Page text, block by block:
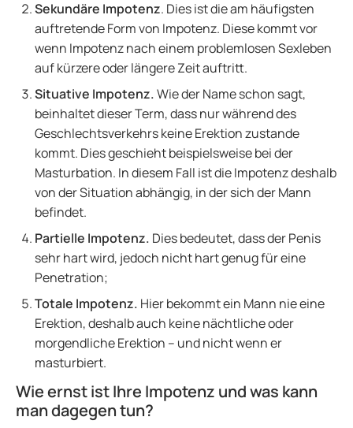
Sekundäre Impotenz. Dies ist die am häufigsten
auftretende Form von Impotenz. Diese kommt vor
wenn Impotenz nach einem problemlosen Sexleben
auf kürzere oder längere Zeit auftritt.
Situative Impotenz.Wie der Name schon sagt,
beinhaltet dieser Term, dass nur während des
Geschlechtsverkehrs keine Erektion zustande
kommt. Dies geschieht beispielsweise bei der
Masturbation. In diesem Fall ist die Impotenz deshalb
von der Situation abhängig, in der sich der Mann
befindet.
Partielle Impotenz. Dies bedeutet, dass der Penis
sehr hart wird, jedoch nicht hart genug für eine
Penetration;
Totale Impotenz. Hier bekommt ein Mann nie eine
Erektion, deshalb auch keine nächtliche oder
morgendliche Erektion – und nicht wenn er
masturbiert.
Wie ernst ist Ihre Impotenz und was kann
man dagegen tun?